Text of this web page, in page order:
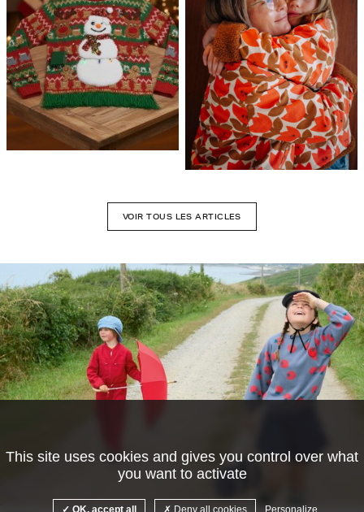
VOIR TOUS LES ARTICLES
This site uses cookies and gives you control over what
you want to activate
OK, accept all Deny all cookies Personalize